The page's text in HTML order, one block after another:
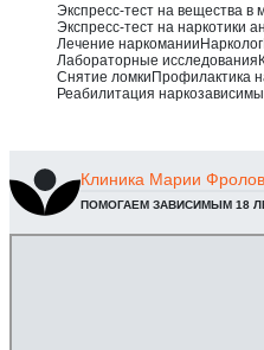
Экспресс-тест на вещества в
Экспресс-тест на наркотики
Лечение наркоманииНарколог
Лабораторные исследования
Снятие ломкиПрофилактика
Реабилитация
Клиника Марии
ПОМОГАЕМ ЗАВИСИМЫМ 18